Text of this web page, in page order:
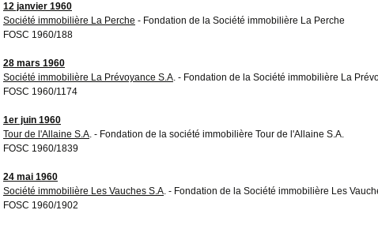
12 janvier 1960
Société immobilière La Perche - Fondation de la Société immobilière La Perche
FOSC 1960/188
28 mars 1960
Société immobilière La Prévoyance S.A . - Fondation de la Société immobilière La
FOSC 1960/1174
1er juin 1960
Tour de l'Allaine S.A . - Fondation de la société immobilière Tour de l'Allaine S.A.
FOSC 1960/1839
24 mai 1960
Société immobilière Les Vauches S.A . - Fondation de la Société immobilière Les
FOSC 1960/1902